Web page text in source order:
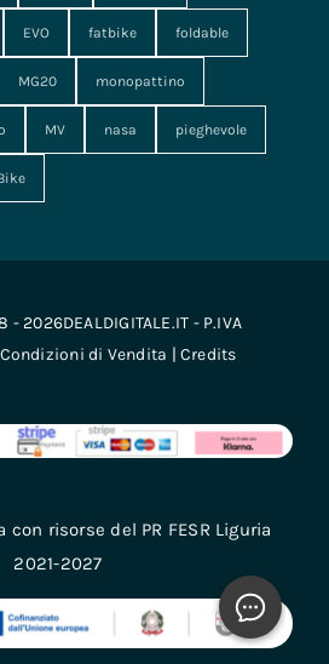
EVO fatbike foldable
MG20 monopattino
MV nasa pieghevole
2026DEALDIGITALE.IT - P.IVA
Condizioni di Vendita | Credits
risorse del PR FESR Liguria
2021-2027